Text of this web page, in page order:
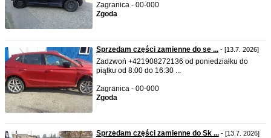
Zagranica - 00-000
Zgoda
Sprzedam części zamienne do se ... - [13.7. 2026]
Zadzwoń +421908272136 od poniedziałku do
piątku od 8:00 do 16:30 ...
Zagranica - 00-000
Zgoda
Sprzedam części zamienne do Sk ... - [13.7. 2026]